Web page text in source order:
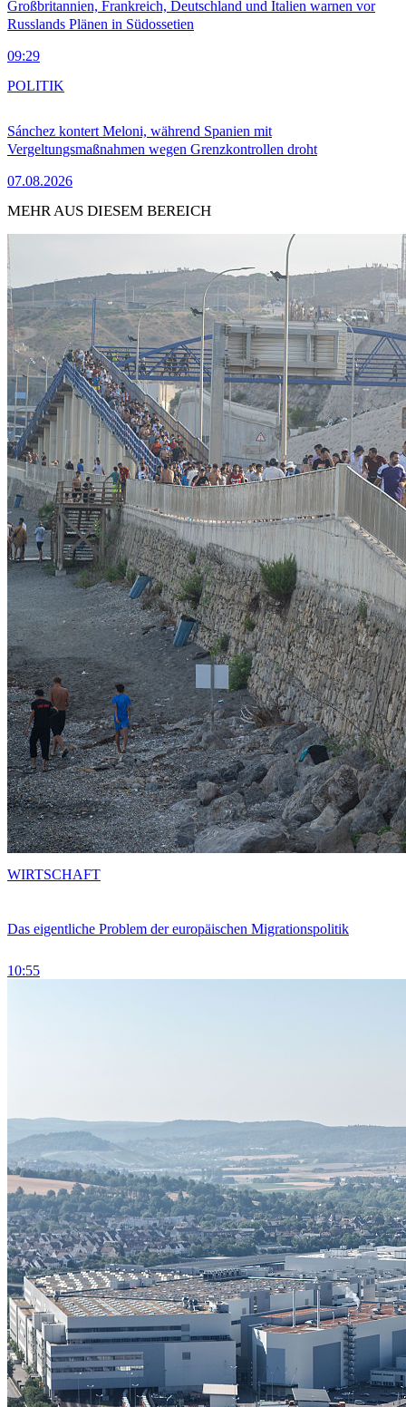
Großbritannien, Frankreich, Deutschland und Italien warnen vor
Russlands Plänen in Südossetien
09:29
Sánchez kontert Meloni, während Spanien mit
Vergeltungsmaßnahmen wegen Grenzkontrollen droht
07.08.2026
POLITIK
MEHR AUS DIESEM BEREICH
Das eigentliche Problem der europäischen Migrationspolitik
10:55
WIRTSCHAFT